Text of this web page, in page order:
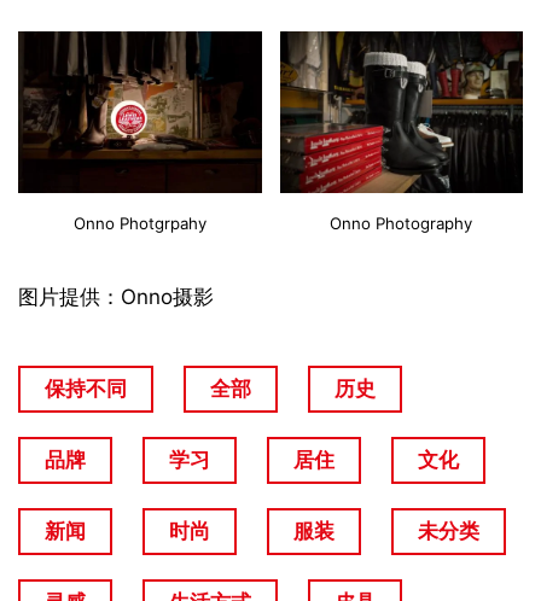
Onno Photgrpahy Onno Photography
图片提供：Onno摄影
保持不同 全部 历史
品牌 学习 居住 文化
新闻 时尚 服装 未分类